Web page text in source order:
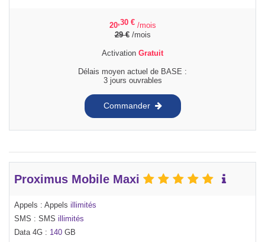
20,30 € /mois
29€/mois
Activation Gratuit
Délais moyen actuel de BASE :
3 jours ouvrables
Commander
Proximus Mobile Maxi
Appels : Appels illimités
SMS : SMS illimités
Data 4G : 140 GB